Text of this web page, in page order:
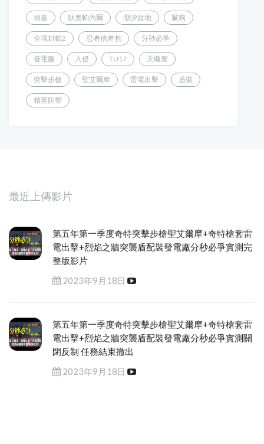
墳墓 狄奧帕內爾 潮汐盆地 鬣狗
全境封鎖2 忍者信差包 分秒必爭
發電廠 入侵 TU17 天蠍座
突擊步槍 聖艾爾摩 雷電出擊 盾裝
精英防禦
最近上傳影片
第五年第一季度奇特突擊步槍聖艾爾摩+奇特槍套雷
電出擊+烈焰之牆突襲盾配裝發電廠分秒必爭實測完
整版影片
2023年9月18日
第五年第一季度奇特突擊步槍聖艾爾摩+奇特槍套雷
電出擊+烈焰之牆突襲盾配裝發電廠分秒必爭實測關
閉反制 任務結束撤出
2023年9月18日